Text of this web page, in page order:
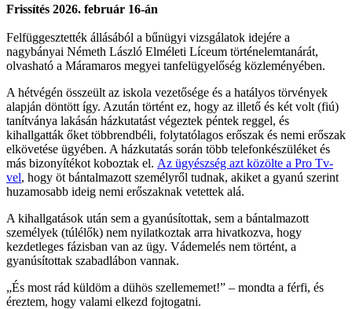
Frissítés 2026. február 16-án
Felfüggesztették állásából a bűnügyi vizsgálatok idejére a
nagybányai Németh László Elméleti Líceum történelemtanárát,
olvasható a Máramaros megyei tanfelügyelőség közleményében.
A hétvégén összeült az iskola vezetősége és a hatályos törvények
alapján döntött így. Azután történt ez, hogy az illető és két volt (fiú)
tanítványa lakásán házkutatást végeztek péntek reggel, és
kihallgatták őket többrendbéli, folytatólagos erőszak és nemi erőszak
elkövetése ügyében. A házkutatás során több telefonkészüléket és
más bizonyítékot koboztak el. Az ügyészség azt közölte a Pro Tv-
vel, hogy öt bántalmazott személyről tudnak, akiket a gyanú szerint
huzamosabb ideig nemi erőszaknak vetettek alá.
A kihallgatások után sem a gyanúsítottak, sem a bántalmazott
személyek (túlélők) nem nyilatkoztak arra hivatkozva, hogy
kezdetleges fázisban van az ügy. Vádemelés nem történt, a
gyanúsítottak szabadlábon vannak.
„És most rád küldöm a dühös szellememet!” – mondta a férfi, és
éreztem, hogy valami elkezd fojtogatni.